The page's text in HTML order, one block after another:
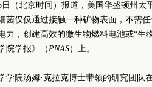
（北京时间）报道，美国华盛顿州太
菌仅仅通过接触一种矿物表面，不需
力，创建高效的微生物燃料电池或“生
院学报》（PNAS）上。
学院汤姆·克拉克博士带领的研究团队